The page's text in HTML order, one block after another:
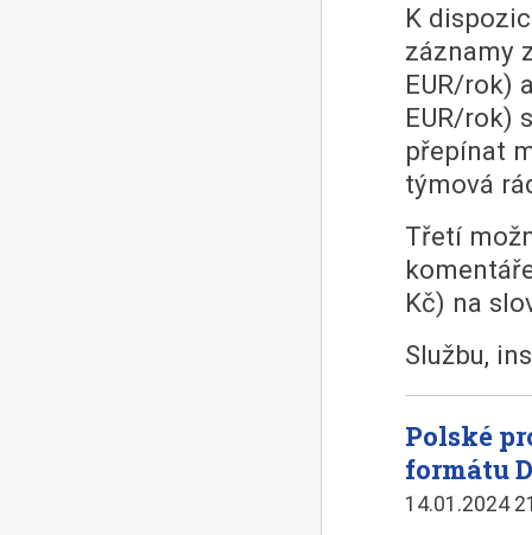
K
záznamy
EUR/rok)
EUR/rok)
přepínat
týmová
Třetí
Kč) na
Službu,
Polské
formátu
14.01.2024